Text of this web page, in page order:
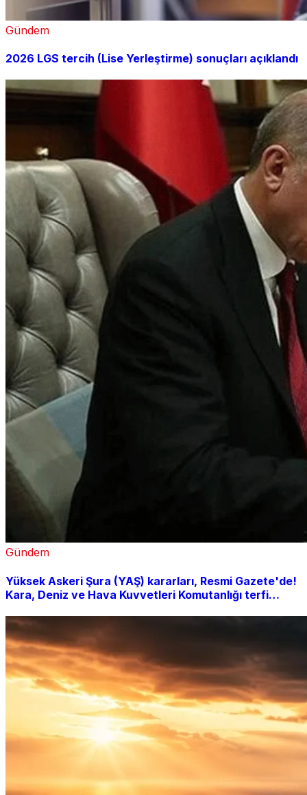
Gündem
2026 LGS tercih (Lise Yerleştirme) sonuçları açıklandı
Gündem
Yüksek Askeri Şura (YAŞ) kararları, Resmi Gazete'de!
Kara, Deniz ve Hava Kuvvetleri Komutanlığı terfi